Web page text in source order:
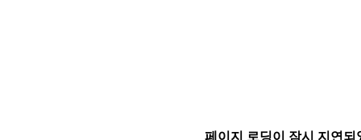
페이지 로딩이 잠시 지연